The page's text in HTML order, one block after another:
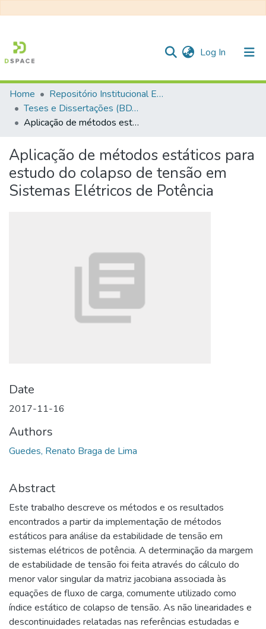
Log In (current)
Communities & Collections
All of DSpace
Statistics
Home
Repositório Institucional EESC
Teses e Dissertações (BDTD USP)
Aplicação de métodos estáticos para estudo do colapso de tensão em Sistemas Elétricos de Potência
Aplicação de métodos estáticos para
estudo do colapso de tensão em
Sistemas Elétricos de Potência
Date
2017-11-16
Authors
Guedes, Renato Braga de Lima
Abstract
Este trabalho descreve os métodos e os resultados
encontrados a partir da implementação de métodos
estáticos para análise da estabilidade de tensão em
sistemas elétricos de potência. A determinação da margem
de estabilidade de tensão foi feita através do cálculo do
menor valor singular da matriz jacobiana associada às
equações de fluxo de carga, comumente utilizado como
índice estático de colapso de tensão. As não linearidades e
descontinuidades relatadas nas referências estudadas e